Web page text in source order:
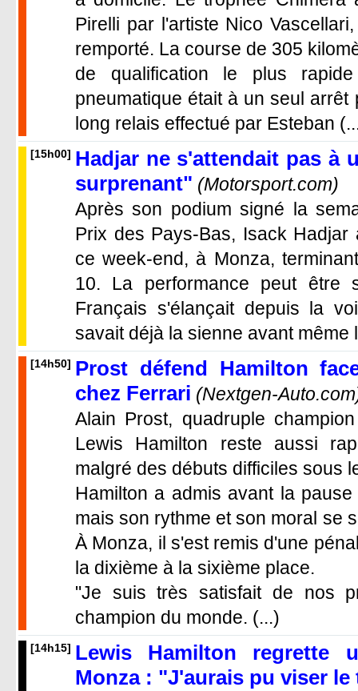
Pirelli par l'artiste Nico
remporté. La course de 305
de qualification le plus
pneumatique était à un seul
long relais effectué par Esteban
[15h00] Hadjar ne s'attendait pas à
surprenant" (Motorsport.com)
Après son podium signé la
Prix des Pays-Bas, Isack
ce week-end, à Monza,
10. La performance peut être
Français s'élançait depuis la
savait déjà la sienne avant même
[14h50] Prost défend Hamilton
chez Ferrari (Nextgen-
Alain Prost, quadruple
Lewis Hamilton reste aussi
malgré des débuts difficiles sous
Hamilton a admis avant la
mais son rythme et son moral se
À Monza, il s'est remis d'une
la dixième à la sixième place.
"Je suis très satisfait de nos
champion du monde. (...)
[14h15] Lewis Hamilton regrette
Monza : "J'aurais pu viser le